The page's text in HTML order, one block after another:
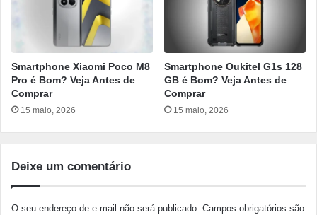
Smartphone Xiaomi Poco M8
Pro é Bom? Veja Antes de
Comprar
15 maio, 2026
Smartphone Oukitel G1s 128
GB é Bom? Veja Antes de
Comprar
15 maio, 2026
Deixe um comentário
O seu endereço de e-mail não será publicado. Campos obrigatórios são